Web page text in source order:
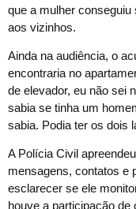
que a mulher conseguiu
aos vizinhos.
Ainda na audiência, o
encontraria no
de elevador, eu não sei
sabia se tinha um
sabia. Podia ter os dois
A Polícia Civil
mensagens, contatos e
esclarecer se ele
houve a participação de